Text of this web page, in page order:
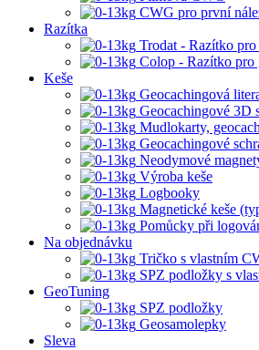
CWG pro první
Razítka
Trodat - Razítko
Colop - Razítko pro
Keše
Geocachingová
Geocachingové 3D
Mudlokarty,
Geocachingové
Neodymové
Výroba keše
Logbooky
Magnetické keše
Pomůcky při
Na objednávku
Tričko s vlastním
SPZ podložky s
GeoTuning
SPZ podložky
Geosamolepky
Sleva